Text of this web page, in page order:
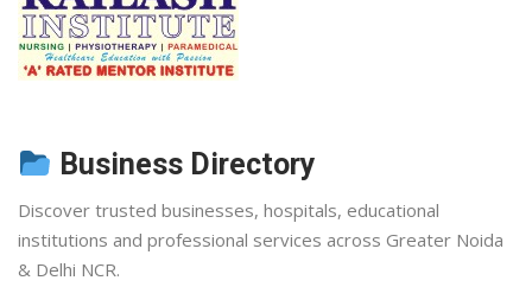
Business Directory
Discover trusted businesses, hospitals, educational
institutions and professional services across Greater Noida
& Delhi NCR.